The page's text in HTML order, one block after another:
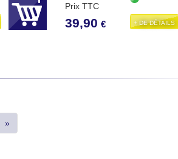
Prix TTC
39,90 € + DE DÉTAILS
»